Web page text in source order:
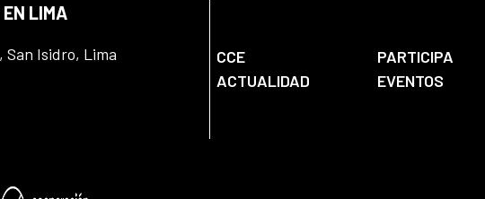
LIMA
San Isidro, Lima CCE PARTICIPA
ACTUALIDAD
EVENTOS